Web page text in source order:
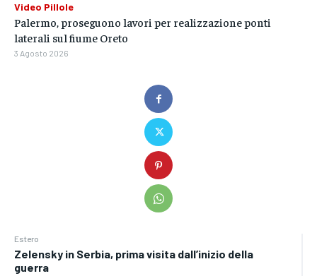
Estero
Zelensky in Serbia, prima visita dall’inizio della
guerra
Video Pillole
Palermo, proseguono lavori per realizzazione ponti
laterali sul fiume Oreto
3 Agosto 2026